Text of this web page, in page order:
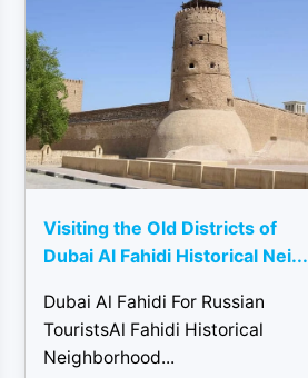
Visiting the Old Districts of
Dubai Al Fahidi Historical Nei...
Dubai Al Fahidi For Russian
TouristsAl Fahidi Historical
Neighborhood...